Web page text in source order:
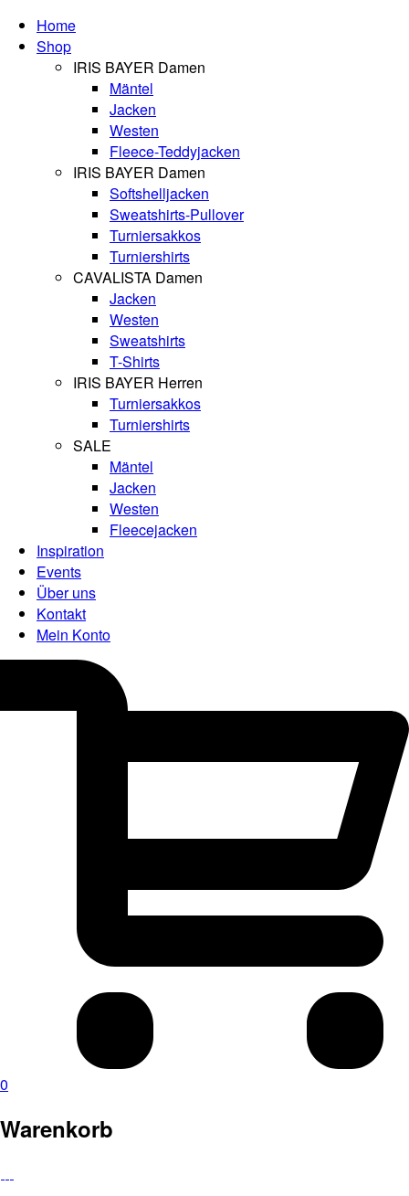
Home
Shop
IRIS BAYER Damen
Mäntel
Jacken
Westen
Fleece-Teddyjacken
IRIS BAYER Damen
Softshelljacken
Sweatshirts-Pullover
Turniersakkos
Turniershirts
CAVALISTA Damen
Jacken
Westen
Sweatshirts
T-Shirts
IRIS BAYER Herren
Turniersakkos
Turniershirts
SALE
Mäntel
Jacken
Westen
Fleecejacken
Inspiration
Events
Über uns
Kontakt
Mein Konto
0
Warenkorb